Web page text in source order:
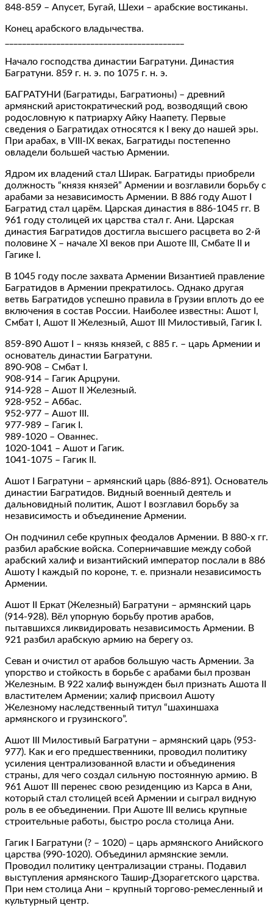
848-859 – Апусет, Бугай, Шехи – арабские востиканы.
Конец арабского владычества.
Начало господства династии Багратуни. Династия
Багратуни. 859 г. н. э. по 1075 г. н. э.
БАГРАТУНИ (Багратиды, Багратионы) – древний
армянский аристократический род, возводящий свою
родословную к патриарху Айку Наапету. Первые
сведения о Багратидах относятся к I веку до нашей эры.
При арабах, в VIII-IX веках, Багратиды постепенно
овладели большей частью Армении.
Ядром их владений стал Ширак. Багратиды приобрели
должность “князя князей” Армении и возглавили борьбу с
арабами за независимость Армении. В 886 году Ашот I
Багратид стал царём. Царская династия в 886-1045 гг. В
961 году столицей их царства стал г. Ани. Царская
династия Багратидов достигла высшего расцвета во 2-й
половине X – начале XI веков при Ашоте III, Смбате II и
Гагике I.
В 1045 году после захвата Армении Византией правление
Багратидов в Армении прекратилось. Однако другая
ветвь Багратидов успешно правила в Грузии вплоть до ее
включения в состав России. Наиболее известны: Ашот I,
Смбат I, Ашот II Железный, Ашот III Милостивый, Гагик I.
859-890 Ашот I – князь князей, с 885 г. – царь Армении и
основатель династии Багратуни.
890-908 – Смбат I.
908-914 – Гагик Арцруни.
914-928 – Ашот II Железный.
928-952 – Аббас.
952-977 – Ашот III.
977-989 – Гагик I.
989-1020 – Ованнес.
1020-1041 – Ашот и Гагик.
1041-1075 – Гагик II.
Ашот I Багратуни – армянский царь (886-891). Основатель
династии Багратидов. Видный военный деятель и
дальновидный политик, Ашот I возглавил борьбу за
независимость и объединение Армении.
Он подчинил себе крупных феодалов Армении. В 880-х гг.
разбил арабские войска. Соперничавшие между собой
арабский халиф и византийский император послали в 886
Ашоту I каждый по короне, т. е. признали независимость
Армении.
Ашот II Еркат (Железный) Багратуни – армянский царь
(914-928). Вёл упорную борьбу против арабов,
пытавшихся ликвидировать независимость Армении. В
921 разбил арабскую армию на берегу оз.
Севан и очистил от арабов большую часть Армении. За
упорство и стойкость в борьбе с арабами был прозван
Железным. В 922 халиф вынужден был признать Ашота II
властителем Армении; халиф присвоил Ашоту
Железному наследственный титул “шахиншаха
армянского и грузинского”.
Ашот III Милостивый Багратуни – армянский царь (953-
977). Как и его предшественники, проводил политику
усиления централизованной власти и объединения
страны, для чего создал сильную постоянную армию. В
961 Ашот III перенес свою резиденцию из Карса в Ани,
который стал столицей всей Армении и сыграл видную
роль в ее объединении. При Ашоте III велись крупные
строительные работы, быстро росла столица Ани.
Гагик I Багратуни (? – 1020) – царь армянского Анийского
царства (990-1020). Объединил армянские земли.
Проводил политику централизации страны. Подавил
выступления армянского Ташир-Дзорагетского царства.
При нем столица Ани – крупный торгово-ремесленный и
культурный центр.